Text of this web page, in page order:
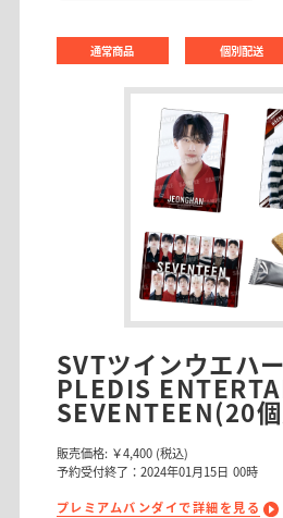
通常商品 個別配送
SVTツインウエハ
PLEDIS
SEVENTEEN(20
販売価格: ￥4,400 (税込)
予約受付終了：2024年01月15日 00時
プレミアムバンダイで詳細を見る